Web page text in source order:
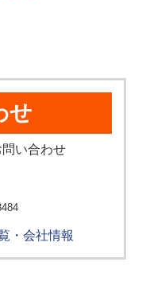
せ
い合わせ
・会社情報